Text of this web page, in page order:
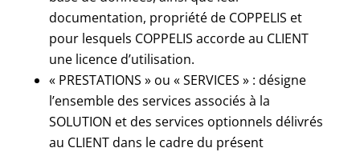
documentation, propriété de COPPELIS et
pour lesquels COPPELIS accorde au CLIENT
une licence d’utilisation.
« PRESTATIONS » ou « SERVICES » : désigne
l’ensemble des services associés à la
SOLUTION et des services optionnels délivrés
au CLIENT dans le cadre du présent